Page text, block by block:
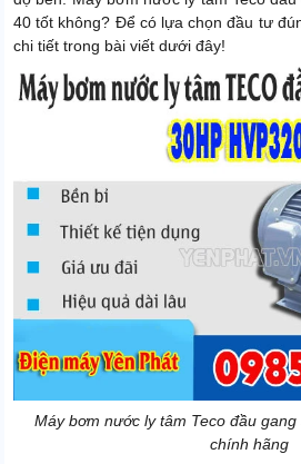
40 tốt không? Để có lựa chọn đầu tư
chi tiết trong bài viết dưới đây!
Máy bơm nước ly tâm Teco đầu gang
chính hãng